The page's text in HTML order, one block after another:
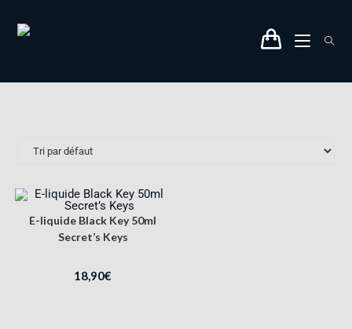
E-liquide Black Key 50ml
Secret’s Keys
18,90€